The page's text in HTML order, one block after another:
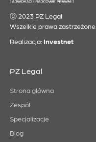
ⓒ 2023 PZ Legal
Wszelkie prawa zastrzeżone.
Realizacja: Investnet
PZ Legal
Strona główna
Zespół
Specjalizacje
Blog